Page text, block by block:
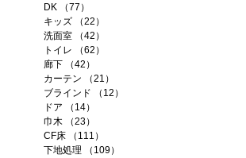
DK
（77）
キッズ
（22）
洗面室
（42）
トイレ
（62）
廊下
（42）
カーテン
（21）
ブラインド
（12）
ドア
（14）
巾木
（23）
CF床
（111）
下地処理
（109）